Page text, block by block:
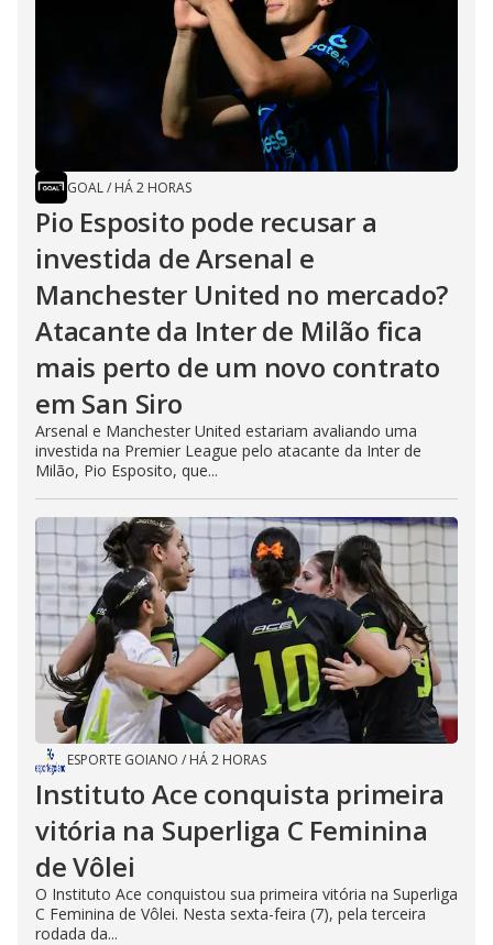
GOAL/ HÁ 2 HORAS
Pio Esposito pode recusar a
investida de Arsenal e
Manchester United no mercado?
Atacante da Inter de Milão fica
mais perto de um novo contrato
em San Siro
Arsenal e Manchester United estariam avaliando uma
investida na Premier League pelo atacante da Inter de
Milão, Pio Esposito, que...
ESPORTE GOIANO / HÁ 2 HORAS
Instituto Ace conquista primeira
vitória na Superliga C Feminina
de Vôlei
O Instituto Ace conquistou sua primeira vitória na Superliga
C Feminina de Vôlei. Nesta sexta-feira (7), pela terceira
rodada da...